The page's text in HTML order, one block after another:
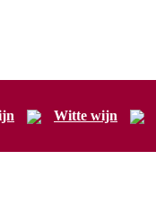
Witte wijn